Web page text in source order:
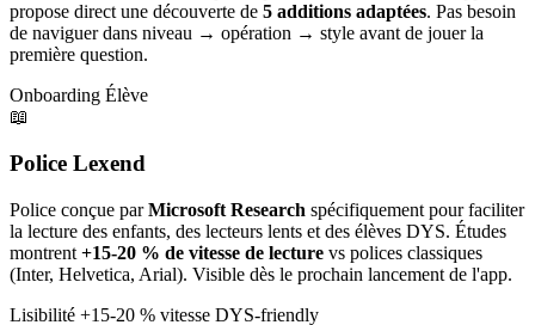
propose direct une découverte de 5 additions adaptées. Pas besoin
de naviguer dans niveau → opération → style avant de jouer la
première question.
Onboarding Élève
📖
Police Lexend
Police conçue parMicrosoft Research spécifiquement pour faciliter
la lecture des enfants, des lecteurs lents et des élèves DYS. Études
montrent +15-20 % de vitesse de lecture vs polices classiques
(Inter, Helvetica, Arial). Visible dès le prochain lancement de l'app.
Lisibilité +15-20 % vitesse DYS-friendly